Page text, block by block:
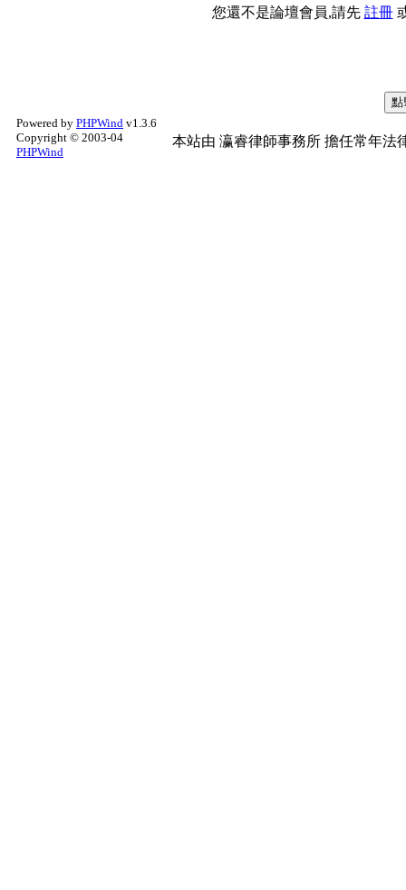
您還不是論壇會員,請先 註冊
Powered by PHPWind v1.3.6
Copyright © 2003-04
PHPWind
本站由 瀛睿律師事務所 擔任常年法